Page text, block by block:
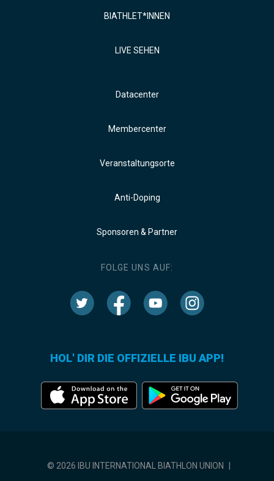
BIATHLET*INNEN
LIVE SEHEN
Datacenter
Membercenter
Veranstaltungsorte
Anti-Doping
Sponsoren & Partner
FOLGE UNS AUF:
HOL' DIR DIE OFFIZIELLE IBU APP!
© 2026 IBU INTERNATIONAL BIATHLON UNION